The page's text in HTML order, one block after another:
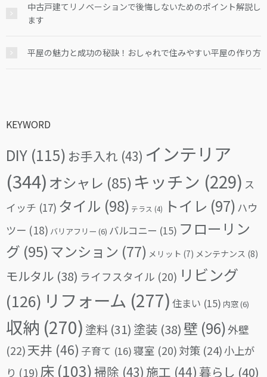
中古戸建てリノベーションで後悔しないためのポイント解説し
ます
平屋の魅力と成功の秘訣！おしゃれで住みやすい平屋の作り方
KEYWORD
DIY (115) お手入れ (43) インテリア
(344) オシャレ (85) キッチン (229) ス
イッチ (17) タイル (98) テラス (4) トイレ (97) ハウ
ツー (18) バリアフリー (6) バルコニー (15) フローリン
グ (95)マンション (77) メリット (7) メンテナンス (8)
モルタル (38) ライフスタイル (20) リビング
(126) リフォーム (277) 住まい (15) 内窓(6)
収納 (270) 塗料 (31) 塗装 (38) 壁 (96)外壁
(22)天井 (46) 子育て (16)寝室 (20) 対策 (24)小上が
り (19) 床 (103)掃除 (43) 施工 (44) 暮らし (40)